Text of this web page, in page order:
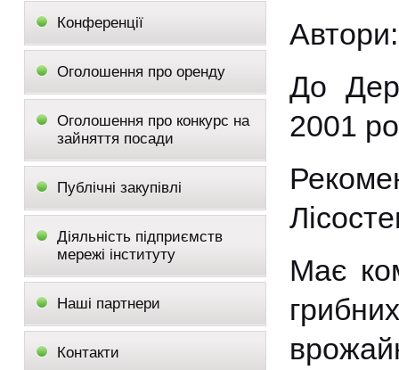
Конференції
Оголошення про оренду
Оголошення про конкурс на
зайняття посади
Публічні закупівлі
Діяльність підприємств
мережі інституту
Наші партнери
Контакти
До
2001
Має